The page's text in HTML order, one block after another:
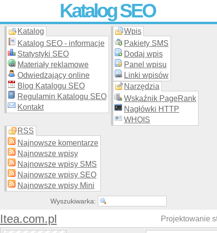
Katalog SEO
Skuteczna i promocja stron WWW –
moderowanego katalogu za darmo!
Katalog
Katalog SEO - informacje
Statystyki SEO
Materiały reklamowe
Odwiedzający online
Blog Katalogu SEO
Regulamin Katalogu SEO
Kontakt
Wpis
Pakiety SMS
Dodaj wpis
Panel wpisu
Linki wpisów
Narzędzia
Wskaźnik PageRank
Nagłówki HTTP
WHOIS
RSS
Najnowsze komentarze
Najnowsze wpisy
Najnowsze wpisy SMS
Najnowsze wpisy SEO
Najnowsze wpisy Mini
Wyszukiwarka:
Itea.com.pl Projektowanie